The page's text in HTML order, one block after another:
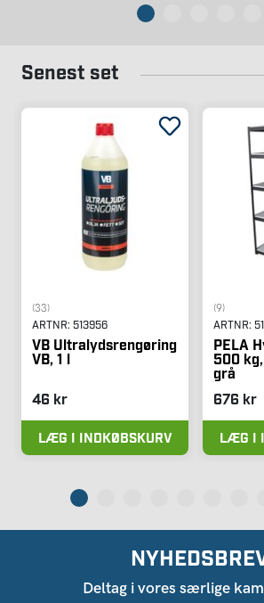
Senest set
(33)
ARTNR: 513956
VB Ultralydsrengøring
VB, 1 l
46 kr
LÆG I INDKØBSKURV
(9)
ARTNR:
PELA
500
grå
676 kr
LÆG I
Deltag i vores særlige